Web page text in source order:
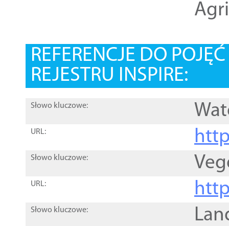
REFERENCJE DO
REJESTRU INSPIRE:
Słowo kluczowe:
URL:
Słowo kluczowe:
URL:
Słowo kluczowe: